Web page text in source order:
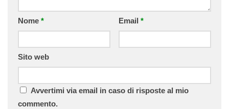
Nome * Email *
Sito web
Avvertimi via email in caso di risposte al mio
commento.